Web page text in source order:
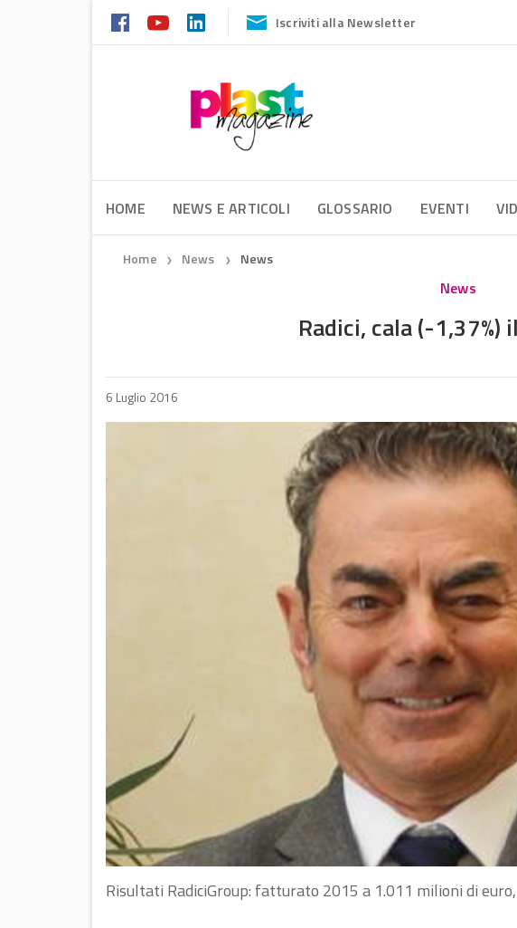
Iscriviti alla Newsletter
HOME NEWS E ARTICOLI GLOSSARIO EVENTI
Home ❯ News ❯ News
News
Radici, cala (-
6 Luglio 2016
Risultati RadiciGroup: fatturato 2015 a 1.011 milioni di